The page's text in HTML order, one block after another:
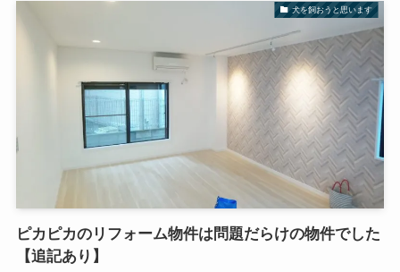
犬を飼おうと思います
ピカピカのリフォーム物件は問題だらけの物件でした
【追記あり】